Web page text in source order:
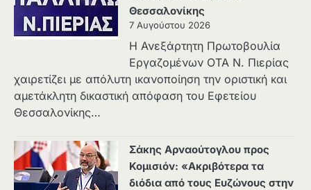
Θεσσαλονίκης
7 Αυγούστου 2026
Η Ανεξάρτητη Πρωτοβουλία
Εργαζομένων ΟΤΑ Ν. Πιερίας
χαιρετίζει με απόλυτη ικανοποίηση την οριστική και
αμετάκλητη δικαστική απόφαση του Εφετείου
Θεσσαλονίκης…
Σάκης Αρναούτογλου προς
Κομισιόν: «Ακριβότερα τα
διόδια από τους Ευζώνους στην